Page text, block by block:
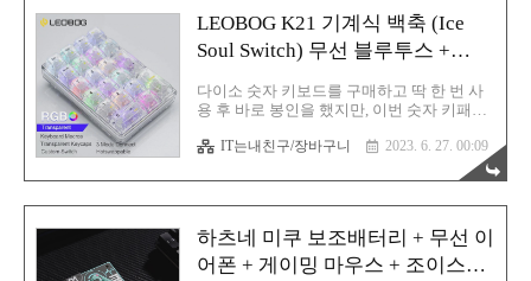
터리와 차이점이 있다면 일단은 무선 충전을
지원한다는 것입니다. 여기에서의 무선 충전
이라 함은 보조배터리를 무선으로 충전할 수
있다는 뜻이 아닌, 보조배터리에 무선 팩이
내장되어 있어서 스마트폰이나 기타 무선 충
전을 지원하는 디바이스를 충전시킬 수 있다
는 의미입니다. 보조배터리까지 무선으로 충
전이 가능했다면 더할나위없이 좋은 보조배
터리가 될 뻔 했는데 아쉽습니다...
LEOBOG K21 기계식 백축 (Ice
Soul Switch) 무선 블루투스 +
다이소 숫자 키보드를 구매하고 딱 한 번 사
용 후 바로 봉인을 했지만, 이번 숫자 키패드
다. 디자인도 좋은데 축 부분에서 뭔가 한 번
타건해보고 싶다는 느낌을 강하게 받았기 때
문입니다. 흰축 또는 백축이라고는 많이 들
어봤는데, 정확한 축의 네이밍을 몰랐습니
의 축 종류가 색상 구별에 따라 불리는데 채
리축이라는 키보드 제조사의 회사명을 붙여
IT는내친구/장바구니 2023. 6. 27. 00:09
하츠네 미쿠 보조배터리 + 무선 이
어폰 + 게이밍 마우스 + 조이스틱